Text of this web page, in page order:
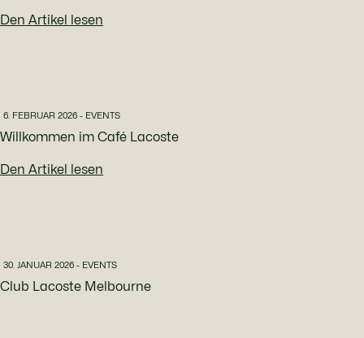
Den Artikel lesen
6. FEBRUAR 2026 - EVENTS
Willkommen im Café Lacoste
Den Artikel lesen
30. JANUAR 2026 - EVENTS
Club Lacoste Melbourne